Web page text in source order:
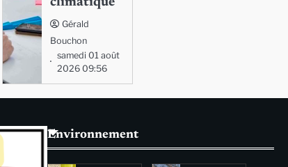
Gérald
Bouchon
samedi 01 août
2026 09:56
Environnement